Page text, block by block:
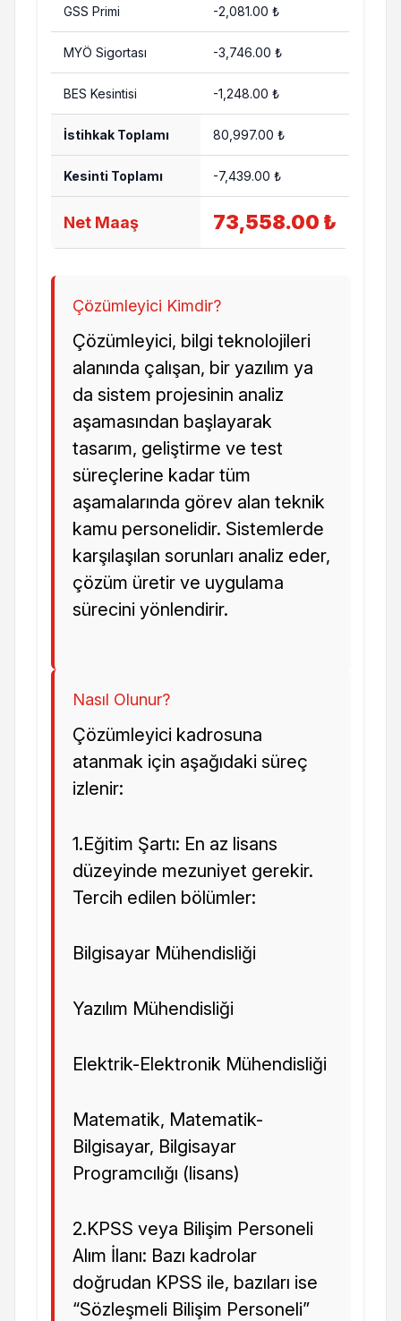
GSS Primi -2,081.00 ₺
MYÖ Sigortası -3,746.00 ₺
BES Kesintisi -1,248.00 ₺
İstihkak Toplamı 80,997.00 ₺
Kesinti Toplamı -7,439.00 ₺
Net Maaş 73,558.00 ₺
Çözümleyici Kimdir?
Çözümleyici, bilgi teknolojileri
alanında çalışan, bir yazılım ya
da sistem projesinin analiz
aşamasından başlayarak
tasarım, geliştirme ve test
süreçlerine kadar tüm
aşamalarında görev alan teknik
kamu personelidir. Sistemlerde
karşılaşılan sorunları analiz eder,
çözüm üretir ve uygulama
sürecini yönlendirir.
Nasıl Olunur?
Çözümleyici kadrosuna
atanmak için aşağıdaki süreç
izlenir:
1.Eğitim Şartı: En az lisans
düzeyinde mezuniyet gerekir.
Tercih edilen bölümler:
Bilgisayar Mühendisliği
Yazılım Mühendisliği
Elektrik-Elektronik Mühendisliği
Matematik, Matematik-
Bilgisayar, Bilgisayar
Programcılığı (lisans)
2.KPSS veya Bilişim Personeli
Alım İlanı: Bazı kadrolar
doğrudan KPSS ile, bazıları ise
“Sözleşmeli Bilişim Personeli”